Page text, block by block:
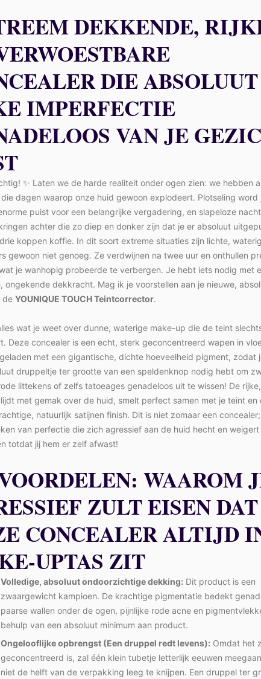
DEKKENDE,
DIE ABSOLUUT
IMPERFECTIE
VAN JE
✨ Laten we de harde realiteit onder ogen zien: we hebben
dagen waarop onze huid gewoon explodeert. Plotseling word
puist voor een belangrijke vergadering, en slapeloze
achter die zo diep en donker zijn dat je er absoluut
koppen koffie. In dit soort extreme situaties zijn lichte,
gewoon niet genoeg. Ze verdwijnen na twee uur en onthullen
je wanhopig probeerde te verbergen. Je hebt iets nodig met
ongekende dekkracht. Mag ik je voorstellen aan je nieuwe,
de YOUNIQUE TOUCH Teintcorrector.
wat je weet over dunne, waterige make-up die de teint
Deze concealer is een echt, sterk geconcentreerd wapen in
met een gigantische, dichte hoeveelheid pigment, zodat
druppeltje ter grootte van een speldenknop nodig hebt om
littekens of zelfs tatoeages genadeloos uit te wissen! De
met gemak over de huid, smelt perfect samen met je teint en
natuurlijk satijnen finish. Dit is niet zomaar een
van perfectie die zich agressief aan de huid hecht en
totdat jij hem er zelf afwast!
WAAROM
ZULT EISEN DAT
CONCEALER ALTIJD
UPTAS ZIT
Volledige, absoluut ondoorzichtige dekking: Dit product is een
zwaargewicht kampioen. De krachtige pigmentatie bedekt
paarse wallen onder de ogen, pijnlijke rode acne en
behulp van een absoluut minimum aan product.
Ongelooflijke opbrengst (Een druppel redt levens): Omdat het
geconcentreerd is, zal één klein tubetje letterlijk eeuwen
niet de helft van de verpakking leeg te knijpen. Een druppel ter